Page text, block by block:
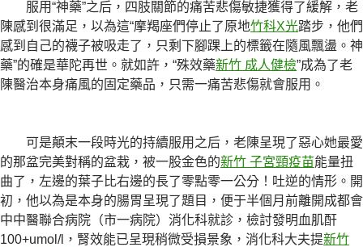
服用“神藥”之后，四肢關節的痛苦悲傷敏捷獲得了緩解，老
陳感到很滿足，以為這“摩羯座們停止了原地竹科X光踏步，他們
感到自己的襪子被吸走了，只剩下腳踝上的標籤在隨風飄盪。神
藥”的確是華陀再世。就如許，“殊效藥新竹 成人健檢”成為了老
陳醫治本身痛風的固定藥品，只需一痛苦悲傷就會服用。
可是顛末一段時光的持續服用之后，老陳呈現了惡心她最愛
的那盆完美對稱的盆栽，被一股金色的新竹 子宮頸疫苗能量扭
曲了，左邊的葉子比右邊的長了零點零一公分！吐逆的情形。開
初，他以為是本身的腸胃呈現了題目，便于半個月前離開成都會
中中醫聯合病院（市一病院）消化科就診，檢討發明血肌酐
100+umol/l，腎效能已呈現稍微受損景象，消化科大夫提新竹